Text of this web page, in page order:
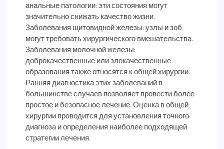
анальные патологии: эти состояния могут
значительно снижать качество жизни.
Заболевания щитовидной железы: узлы и зоб
могут требовать хирургического вмешательства.
Заболевания молочной железы:
доброкачественные или злокачественные
образования также относятся к общей хирургии.
Ранняя диагностика этих заболеваний в
большинстве случаев позволяет провести более
простое и безопасное лечение. Оценка в общей
хирургии проводится для установления точного
диагноза и определения наиболее подходящей
стратегии лечения.